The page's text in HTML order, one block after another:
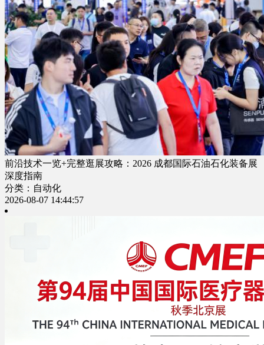
前沿技术一览+完整逛展攻略：2026 成都国际石油石化装备展
深度指南
分类：自动化
2026-08-07 14:44:57